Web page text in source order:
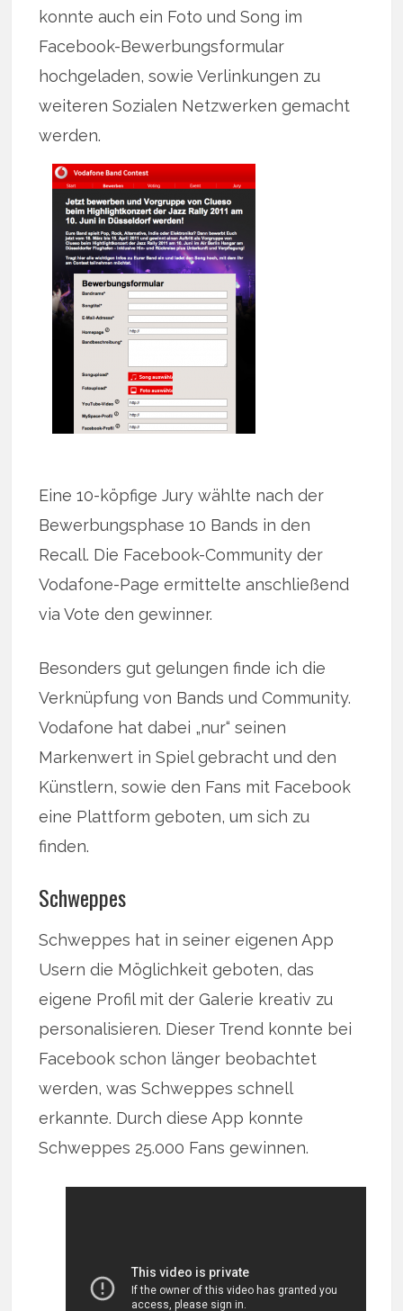
konnte auch ein Foto und Song im
Facebook-Bewerbungsformular
hochgeladen, sowie Verlinkungen zu
weiteren Sozialen Netzwerken gemacht
werden.
Eine 10-köpfige Jury wählte nach der
Bewerbungsphase 10 Bands in den
Recall. Die Facebook-Community der
Vodafone-Page ermittelte anschließend
via Vote den gewinner.
Besonders gut gelungen finde ich die
Verknüpfung von Bands und Community.
Vodafone hat dabei „nur“ seinen
Markenwert in Spiel gebracht und den
Künstlern, sowie den Fans mit Facebook
eine Plattform geboten, um sich zu
finden.
Schweppes
Schweppes hat in seiner eigenen App
Usern die Möglichkeit geboten, das
eigene Profil mit der Galerie kreativ zu
personalisieren. Dieser Trend konnte bei
Facebook schon länger beobachtet
werden, was Schweppes schnell
erkannte. Durch diese App konnte
Schweppes 25.000 Fans gewinnen.